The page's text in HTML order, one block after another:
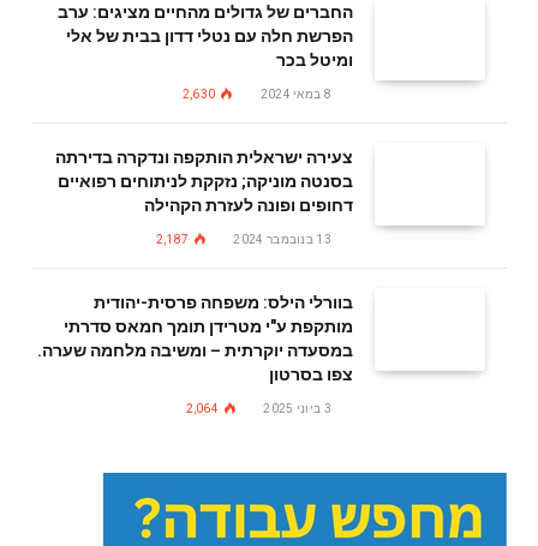
החברים של גדולים מהחיים מציגים: ערב
הפרשת חלה עם נטלי דדון בבית של אלי
ומיטל בכר
8 במאי 2024 2,630
צעירה ישראלית הותקפה ונדקרה בדירתה
בסנטה מוניקה; נזקקת לניתוחים רפואיים
דחופים ופונה לעזרת הקהילה
13 בנובמבר 2024 2,187
בוורלי הילס: משפחה פרסית-יהודית
מותקפת ע"י מטרידן תומך חמאס סדרתי
במסעדה יוקרתית – ומשיבה מלחמה שערה.
צפו בסרטון
3 ביוני 2025 2,064